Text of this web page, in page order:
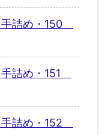
詰め・150
詰め・151
詰め・152